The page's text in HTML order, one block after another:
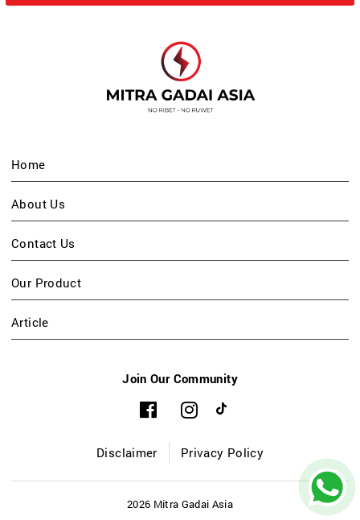
Home
About Us
Contact Us
Our Product
Article
Join Our Community
Disclaimer Privacy Policy
2026 Mitra Gadai Asia